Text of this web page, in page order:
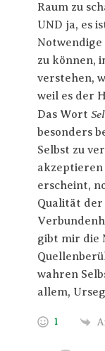
Raum zu
UND ja, es
Notwendige
zu können,
verstehen,
weil es der
Das Wort
besonders
Selbst zu
akzeptieren
erscheint,
Qualität der
gibt mir die
wahren
allem,
1